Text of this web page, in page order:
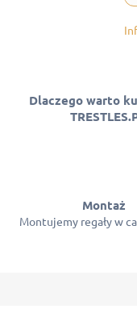
Dlaczego warto
Montaż
Montujemy regały w